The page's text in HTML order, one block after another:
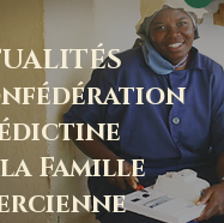
Famille